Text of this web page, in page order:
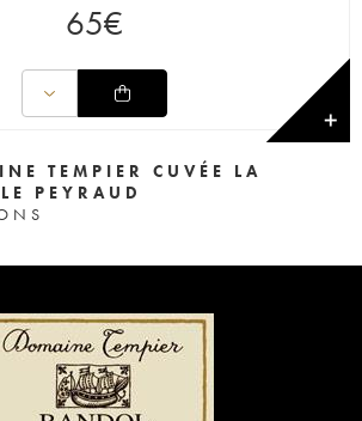
65€
✕
TEMPIER CUVÉE LA
PEYRAUD